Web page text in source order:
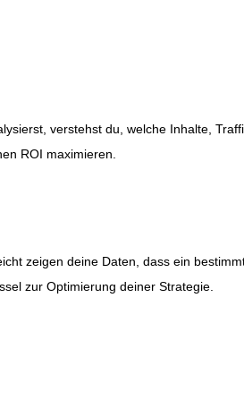
verstehst du, welche Inhalte,
ROI maximieren.
zeigen deine Daten, dass ein
zur Optimierung deiner Strategie.